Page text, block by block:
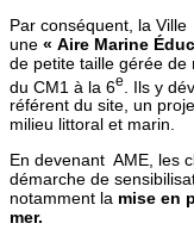
Par conséquent, la
une « Aire Marine
de petite taille gérée de
du CM1 à la 6e
. Ils y
référent du site, un
milieu littoral et marin.
En devenant AME, les
démarche de
notamment la mise en
mer.